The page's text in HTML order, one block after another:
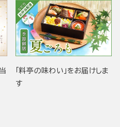
「料亭の味わい」をお届けしま
す